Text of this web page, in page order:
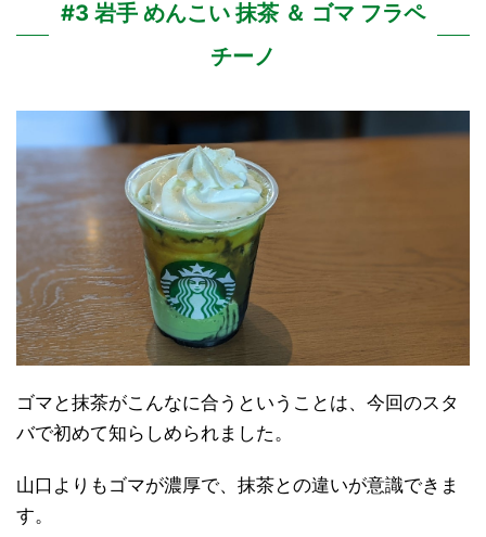
#3 岩手 めんこい 抹茶 ＆ ゴマ フラペ
チーノ
ゴマと抹茶がこんなに合うということは、今回のスタ
バで初めて知らしめられました。
山口よりもゴマが濃厚で、抹茶との違いが意識できま
す。